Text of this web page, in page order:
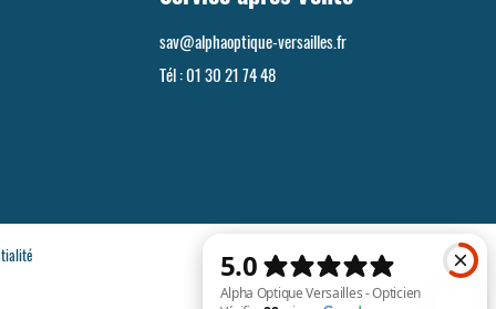
sav@alphaoptique-versailles.fr
Tél :01 30 21 74 48